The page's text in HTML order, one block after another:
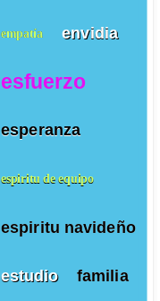
empatía envidia
esfuerzo
esperanza
espiritu de equipo
espiritu navideño
estudio familia